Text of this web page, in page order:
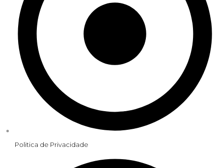
Politica de Privacidade